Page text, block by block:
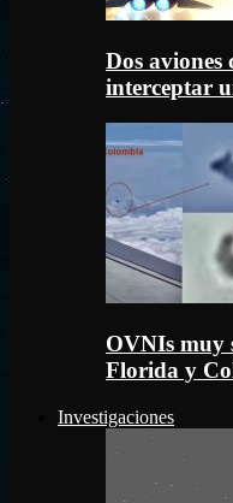
Dos aviones
interceptar
OVNIs muy
Florida y
Investigaciones